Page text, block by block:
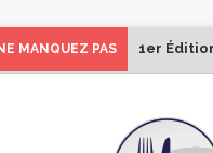
MANQUEZ PAS 1er